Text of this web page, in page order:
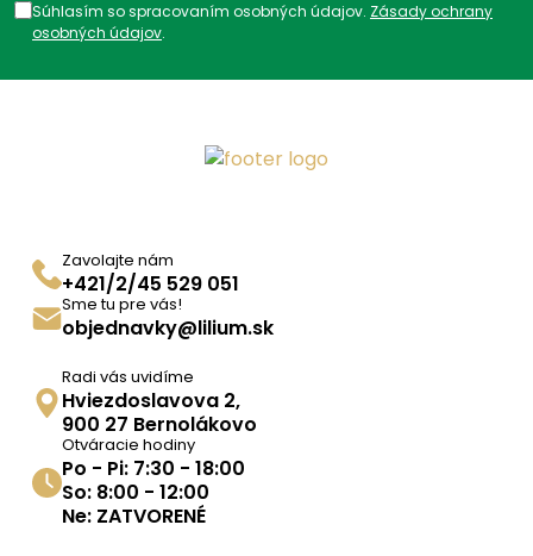
Súhlasím so spracovaním osobných údajov. Zásady ochrany
osobných údajov.
Zavolajte nám
+421/2/45 529 051
Sme tu pre vás!
objednavky@lilium.sk
Radi vás uvidíme
Hviezdoslavova 2,
900 27 Bernolákovo
Otváracie hodiny
Po - Pi: 7:30 - 18:00
So: 8:00 - 12:00
Ne: ZATVORENÉ